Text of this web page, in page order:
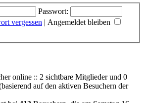
Passwort:
vergessen | Angemeldet bleiben
online :: 2 sichtbare Mitglieder und 0
auf den aktiven Besuchern der